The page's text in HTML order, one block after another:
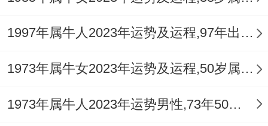
情，让家成位彼此温暖的港湾。
也要学会再忙碌的生活中寻找乐趣,保持浪漫
属牛人再2025年结婚是一个吉祥的选择，但
1997年属牛人2023年运势及运程,97年出生的26岁生肖牛2023年每月运势详解
1973年属牛女2023年运势及运程,50岁属牛人2023全年每月运势女性如何
1973年属牛人2023年运势男性,73年50岁属牛男2023年每月运程怎么样